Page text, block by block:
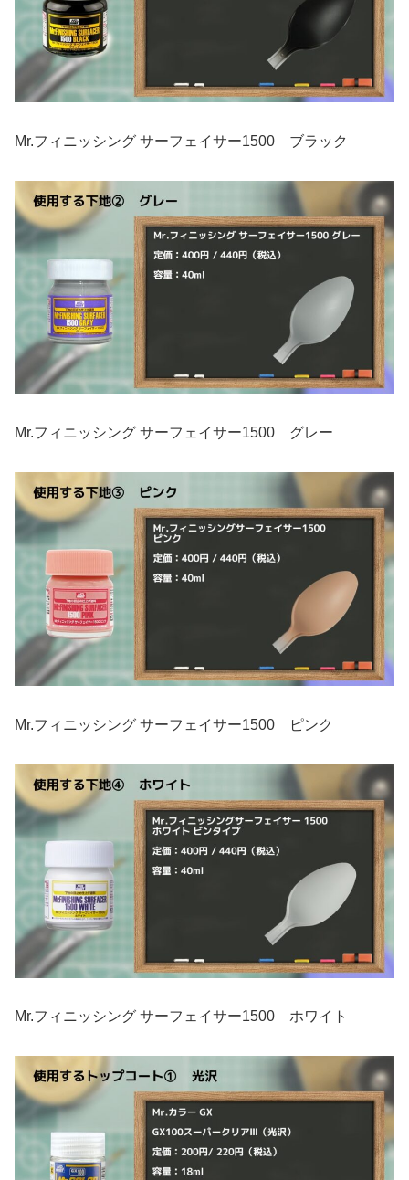
Mr.フィニッシング サーフェイサー1500 ブラック
Mr.フィニッシング サーフェイサー1500 グレー
Mr.フィニッシング サーフェイサー1500 ピンク
Mr.フィニッシング サーフェイサー1500 ホワイト